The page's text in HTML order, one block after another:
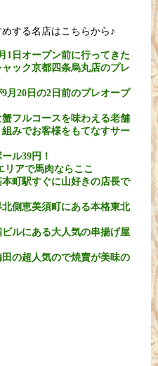
する名店はこちらから♪
1日オープン前に行ってきた
ック京都四条烏丸店のプレ
月20日の2日前のプレオープ
フルコースを味わえる老舗
みでお客様をもてなすサー
ル39円！
リアで馬肉ならここ
町駅すぐに山好きの店長で
側恵美須町にある本格東北
ルにある大人気の串揚げ屋
田の超人気ので焼賣が美味の